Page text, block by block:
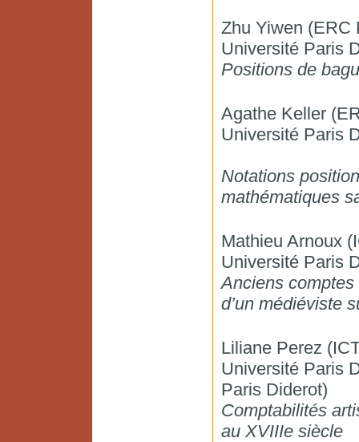
Zhu Yiwen (ERC
Université Paris
Positions de
Agathe Keller
Université Paris
Notations
mathématiques
Mathieu Arnoux
Université Paris
Anciens
d’un médiéviste
Liliane Perez
Université Paris
Paris Diderot)
Comptabilités
au XVIIIe siècle